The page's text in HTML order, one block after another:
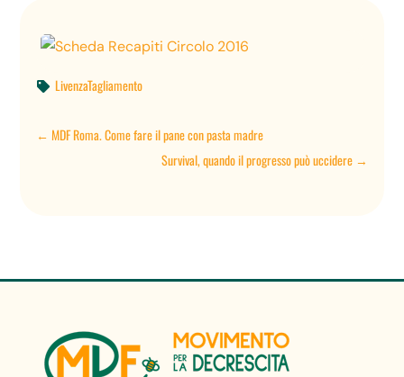
 LivenzaTagliamento
←MDF Roma. Come fare il pane con pasta madre
Survival, quando il progresso può uccidere→